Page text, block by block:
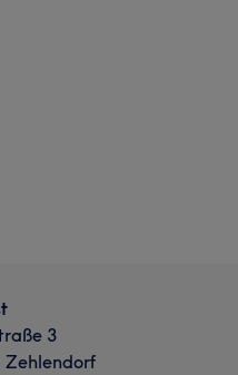
3
Zehlendorf